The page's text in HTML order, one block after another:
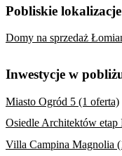
Pobliskie lokalizacje
Domy na sprzedaż
Inwestycje w
Miasto Ogród 5 (1 oferta)
Osiedle Architektów
Villa Campina Magnolia